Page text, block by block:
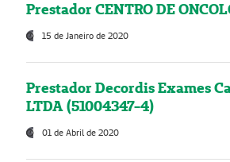
Prestador CENTRO DE
15 de Janeiro de 2020
Prestador Decordis Exames
LTDA (51004347-4)
01 de Abril de 2020